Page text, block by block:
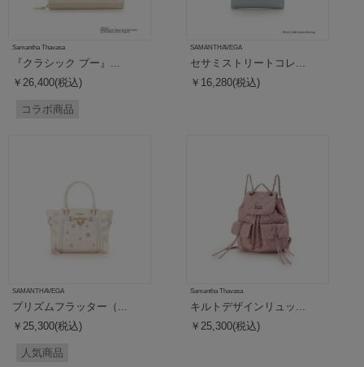
Samantha Thavasa
『クラシック プー』...
￥26,400(税込)
コラボ商品
SAMANTHAVEGA
セサミストリートコレ...
￥16,280(税込)
SAMANTHAVEGA
プリズムフラッター（...
￥25,300(税込)
人気商品
Samantha Thavasa
キルトデザインリュッ...
￥25,300(税込)